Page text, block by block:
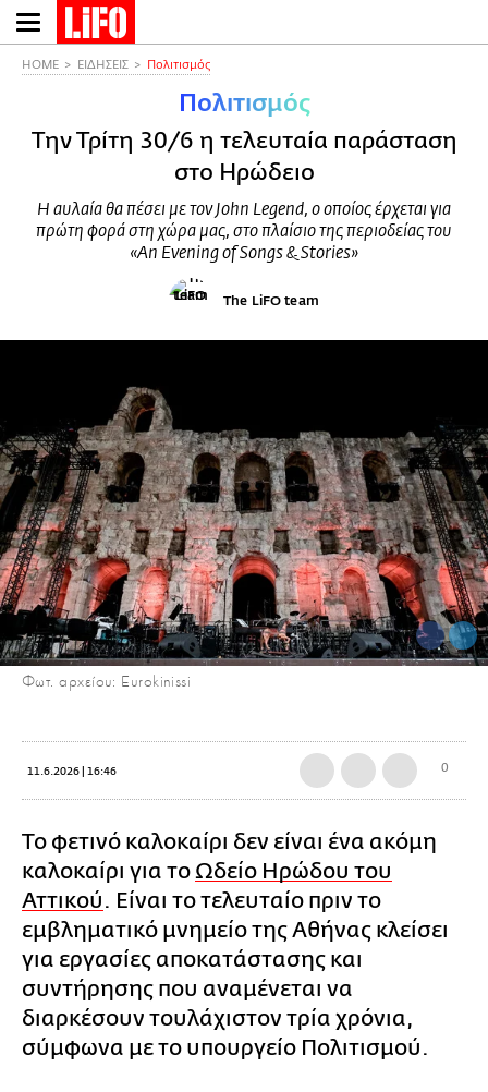
Παράκαμψη
προς
HOME ΕΙΔΗΣΕΙΣ Πολιτισμός
Πολιτισμός
Την Τρίτη 30/6 η τελευταία παράσταση
στο Ηρώδειο
Η αυλαία θα πέσει με τον John Legend, ο οποίος έρχεται για
πρώτη φορά στη χώρα μας, στο πλαίσιο της περιοδείας του
«An Evening of Songs & Stories»
The LiFO team
Φωτ. αρχείου: Eurokinissi
11.6.2026 | 16:46 0
Το φετινό καλοκαίρι δεν είναι ένα ακόμη
καλοκαίρι για τοΩδείο Ηρώδου του
Αττικού. Είναι το τελευταίο πριν το
εμβληματικό μνημείο της Αθήνας κλείσει
για εργασίες αποκατάστασης και
συντήρησης που αναμένεται να
διαρκέσουν τουλάχιστον τρία χρόνια,
σύμφωνα με το υπουργείο Πολιτισμού.